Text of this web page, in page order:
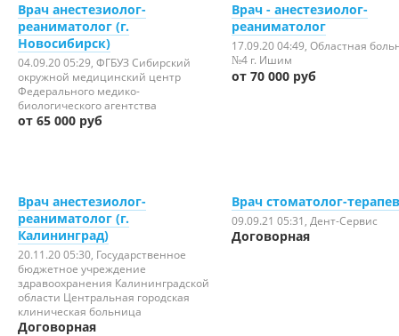
Врач анестезиолог-
реаниматолог (г.
Новосибирск)
04.09.20 05:29 , ФГБУЗ Сибирский
окружной медицинский центр
Федерального медико-
биологического агентства
от 65 000 руб
Врач - анестезиолог-
реаниматолог
17.09.20 04:49 , Областная
№4 г. Ишим
от 70 000 руб
Врач анестезиолог-
реаниматолог (г.
Калининград)
20.11.20 05:30 , Государственное
бюджетное учреждение
здравоохранения Калининградской
области Центральная городская
клиническая больница
Договорная
Врач стоматолог-
09.09.21 05:31 , Дент-Сервис
Договорная